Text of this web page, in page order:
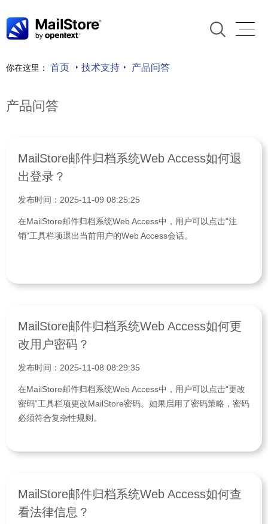
你在这里： 首页 技术支持 产品问答
产品问答
MailStore邮件归档系统Web Access如何退
出登录？
发布时间：2025-11-09 08:25:25
在MailStore邮件归档系统Web Access中，用户可以点击“注
销”工具栏项退出当前用户的Web Access会话。
MailStore邮件归档系统Web Access如何更
改用户密码？
发布时间：2025-11-08 08:29:35
在MailStore邮件归档系统Web Access中，用户可以点击“更改
密码”工具栏项更改MailStore密码。如果启用了密码策略，密码
必须符合复杂性规则。
MailStore邮件归档系统Web Access如何查
看法律信息？